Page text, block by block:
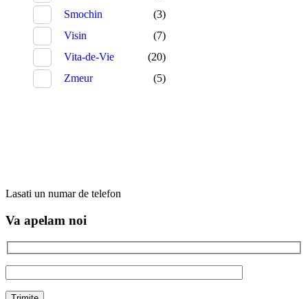
Smochin
(3)
Visin
(7)
Vita-de-Vie
(20)
Zmeur
(5)
Lasati un numar de telefon
Va apelam noi